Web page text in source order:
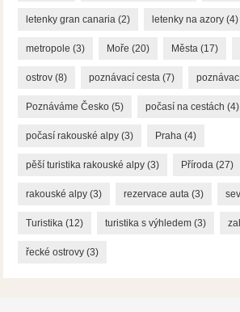
letenky gran canaria (2) letenky na azory (4)
metropole (3) Moře (20) Města (17)
ostrov (8) poznávací cesta (7)
Poznáváme Česko (5) počasí na cestách (4)
počasí rakouské alpy (3) Praha (4)
pěší turistika rakouské alpy (3) Příroda (27)
rakouské alpy (3) rezervace auta (3)
Turistika (12) turistika s výhledem (3)
řecké ostrovy (3)